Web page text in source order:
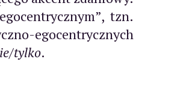
tzn.
egocentrycznych
/tylko.